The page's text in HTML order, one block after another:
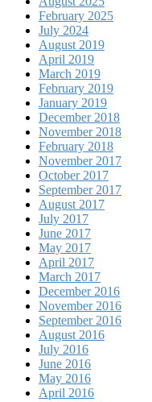
February 2025
July 2024
August 2019
April 2019
March 2019
February 2019
January 2019
December 2018
November 2018
February 2018
November 2017
October 2017
September 2017
August 2017
July 2017
June 2017
May 2017
April 2017
March 2017
December 2016
November 2016
September 2016
August 2016
July 2016
June 2016
May 2016
April 2016